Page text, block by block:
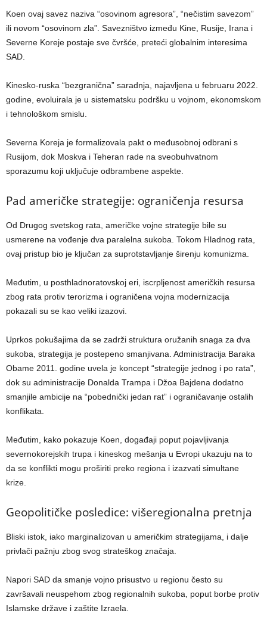
Koen ovaj savez naziva “osovinom agresora”, “nečistim savezom”
ili novom “osovinom zla”. Savezništvo između Kine, Rusije, Irana i
Severne Koreje postaje sve čvršće, preteći globalnim interesima
SAD.
Kinesko-ruska “bezgranična” saradnja, najavljena u februaru 2022.
godine, evoluirala je u sistematsku podršku u vojnom, ekonomskom
i tehnološkom smislu.
Severna Koreja je formalizovala pakt o međusobnoj odbrani s
Rusijom, dok Moskva i Teheran rade na sveobuhvatnom
sporazumu koji uključuje odbrambene aspekte.
Pad američke strategije: ograničenja resursa
Od Drugog svetskog rata, američke vojne strategije bile su
usmerene na vođenje dva paralelna sukoba. Tokom Hladnog rata,
ovaj pristup bio je ključan za suprotstavljanje širenju komunizma.
Međutim, u posthladnoratovskoj eri, iscrpljenost američkih resursa
zbog rata protiv terorizma i ograničena vojna modernizacija
pokazali su se kao veliki izazovi.
Uprkos pokušajima da se zadrži struktura oružanih snaga za dva
sukoba, strategija je postepeno smanjivana. Administracija Baraka
Obame 2011. godine uvela je koncept “strategije jednog i po rata”,
dok su administracije Donalda Trampa i Džoa Bajdena dodatno
smanjile ambicije na “pobednički jedan rat” i ograničavanje ostalih
konflikata.
Međutim, kako pokazuje Koen, događaji poput pojavljivanja
severnokorejskih trupa i kineskog mešanja u Evropi ukazuju na to
da se konflikti mogu proširiti preko regiona i izazvati simultane
krize.
Geopolitičke posledice: višeregionalna pretnja
Bliski istok, iako marginalizovan u američkim strategijama, i dalje
privlači pažnju zbog svog strateškog značaja.
Napori SAD da smanje vojno prisustvo u regionu često su
završavali neuspehom zbog regionalnih sukoba, poput borbe protiv
Islamske države i zaštite Izraela.